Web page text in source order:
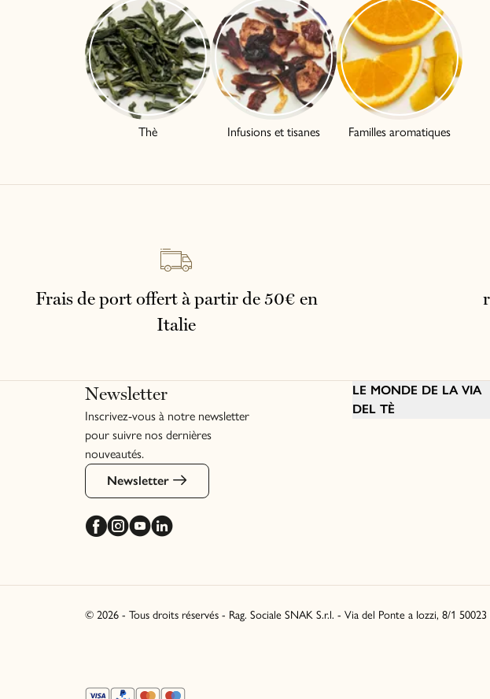
Thè Infusions et tisanes Familles aromatiques
Newsletter
Inscrivez-vous à notre newsletter
pour suivre nos dernières
nouveautés.
Newsletter
Frais de port offert à partir de 50€ en
Italie
LE MONDE DE LA VIA
DEL TÈ
© 2026 - Tous droits réservés - Rag. Sociale SNAK S.r.l. - Via del Ponte a Iozzi, 8/1